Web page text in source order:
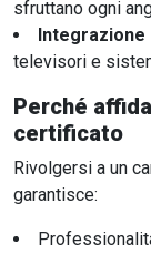
sfruttano ogni
Integrazione
televisori e
Perché
certificato
Rivolgersi a un
garantisce: